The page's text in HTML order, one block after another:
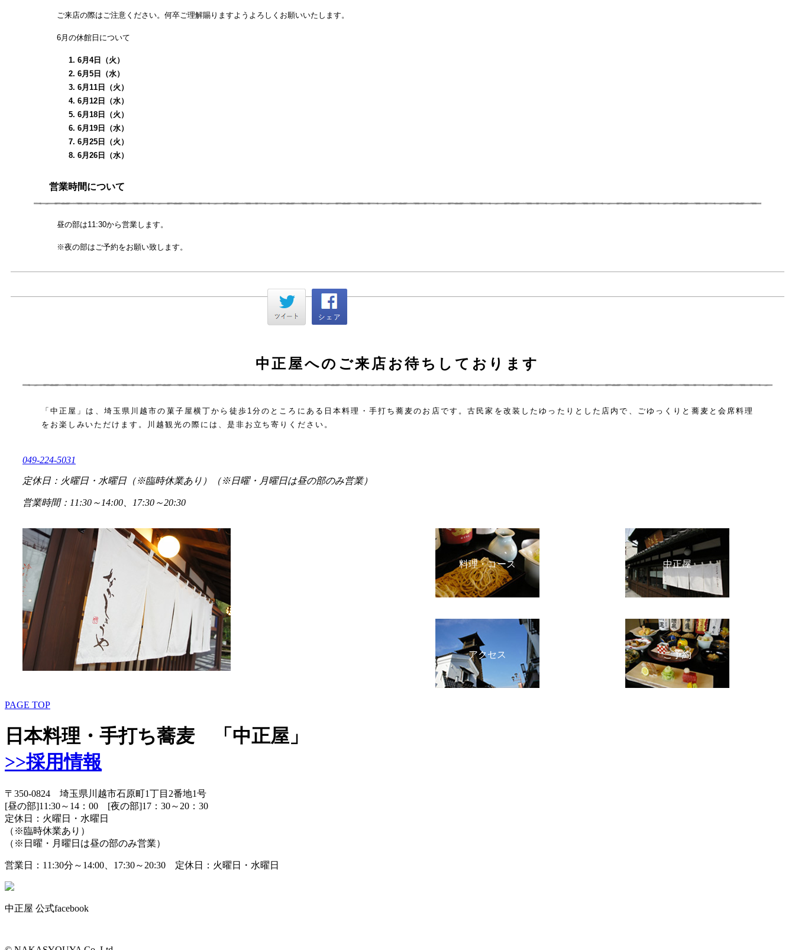
ご来店の際はご注意ください。何卒ご理解賜りますようよろしくお願いいたします。
6月の休館日について
6月4日（火）
6月5日（水）
6月11日（火）
6月12日（水）
6月18日（火）
6月19日（水）
6月25日（火）
6月26日（水）
営業時間について
昼の部は11:30から営業します。
※夜の部はご予約をお願い致します。
中正屋へのご来店お待ちしております
「中正屋」は、埼玉県川越市の菓子屋横丁から徒歩1分のところにある日本料理・手打ち蕎麦のお店です。古民家を改装したゆったりとした店内で、ごゆっくりと蕎麦と会席料理
をお楽しみいただけます。川越観光の際には、是非お立ち寄りください。
049-224-5031
定休日：火曜日・水曜日（※臨時休業あり）（※日曜・月曜日は昼の部のみ営業）
営業時間：11:30～14:00、17:30～20:30
料理・コース 中正屋
アクセス ご予約
PAGE TOP
日本料理・手打ち蕎麦 「中正屋」
>>採用情報
〒350-0824 埼玉県川越市石原町1丁目2番地1号
[昼の部]11:30～14：00 [夜の部]17：30～20：30
定休日：火曜日・水曜日
（※臨時休業あり）
（※日曜・月曜日は昼の部のみ営業）
営業日：11:30分～14:00、17:30～20:30 定休日：火曜日・水曜日
中正屋 公式facebook